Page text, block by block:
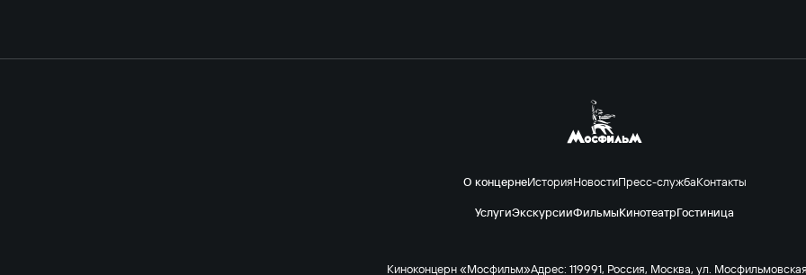
О концернеИсторияНовостиПресс-службаКонтакты
УслугиЭкскурсииФильмыКинотеатрГостиница
Киноконцерн «Мосфильм»Адрес: 119991, Россия, Москва, ул.